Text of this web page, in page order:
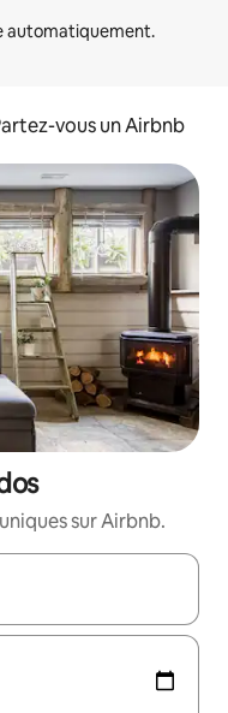
vous un Airbnb
sur Airbnb.
les en utilisant